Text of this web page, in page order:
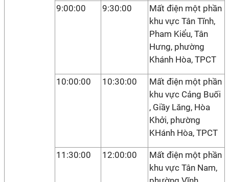
9:00:00 9:30:00
Mất điện một phần
khu vực Tân Tĩnh,
Pham Kiểu, Tân
Hưng, phường
Khánh Hòa, TPCT
10:00:00 10:30:00
Mất điện một phần
khu vực Cảng Buối
, Giầy Lăng, Hòa
Khởi, phường
KHánh Hòa, TPCT
11:30:00 12:00:00
Mất điện một phần
khu vực Tân Nam,